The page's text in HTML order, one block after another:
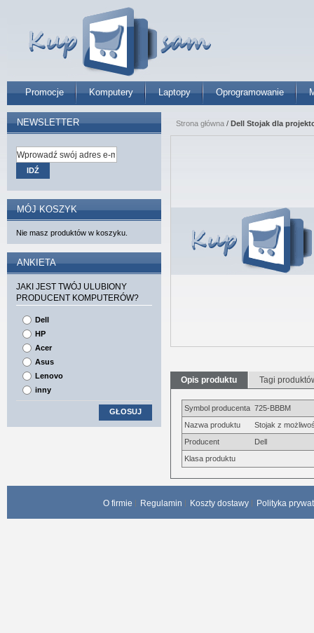
Promocje Komputery Laptopy Oprogramowanie
Strona główna / Dell Stojak dla
Opis produktu Tagi
Symbol producenta 725-BBBM
Nazwa produktu
Stojak z
Producent
Dell
Klasa produktu
NEWSLETTER
IDŹ
MÓJ KOSZYK
Nie masz produktów w koszyku.
ANKIETA
JAKI JEST TWÓJ ULUBIONY
PRODUCENT KOMPUTERÓW?
Dell
HP
Acer
Asus
Lenovo
inny
GŁOSUJ
O firmie Regulamin Koszty dostawy Polityka